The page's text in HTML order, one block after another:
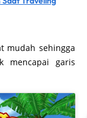
mudah sehingga
mencapai garis